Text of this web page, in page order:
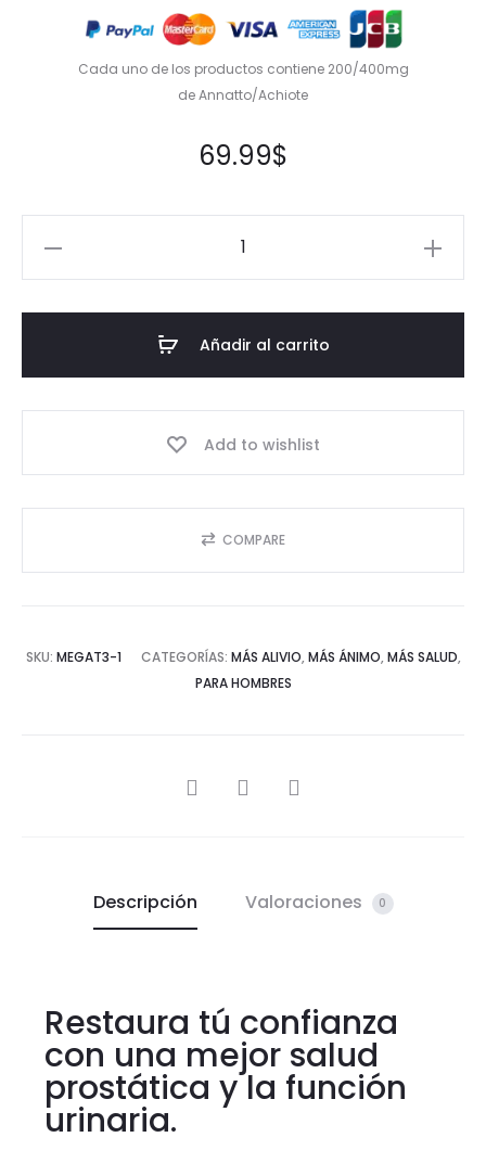
Cada uno de los productos contiene 200/400mg
de Annatto/Achiote
69.99$
Añadir al carrito
Add to wishlist
COMPARE
SKU: MEGAT3-1 CATEGORÍAS: MÁS ALIVIO, MÁS ÁNIMO, MÁS SALUD,
PARA HOMBRES
Descripción Valoraciones 0
Restaura tú confianza
con una mejor salud
prostática y la función
urinaria.